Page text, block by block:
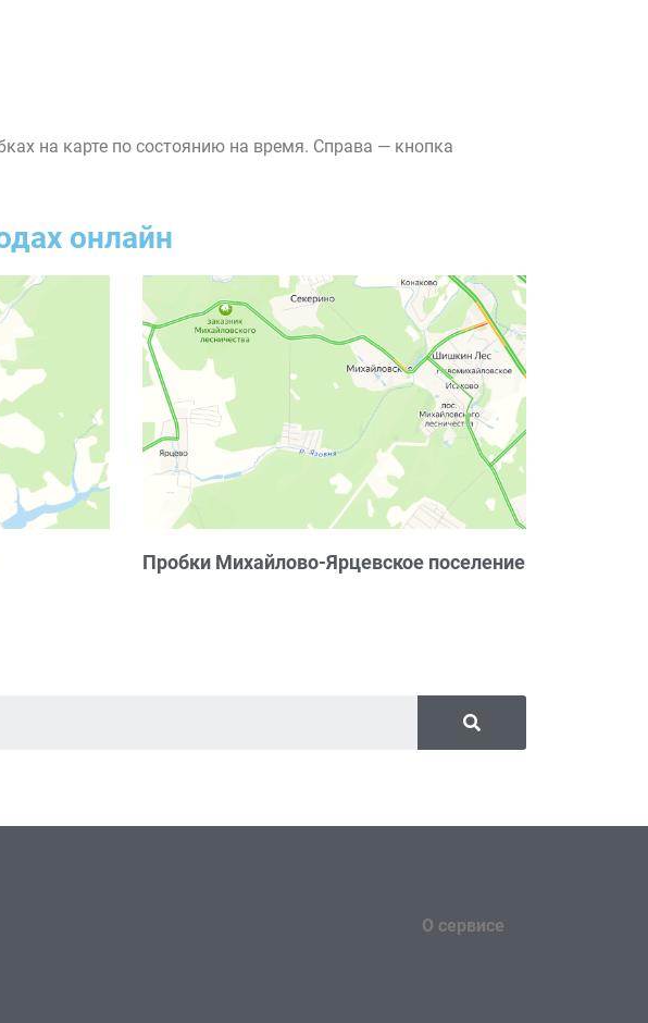
на карте по состоянию на время. Справа — кнопка
онлайн
Пробки Михайлово-Ярцевское поселение
О сервисе